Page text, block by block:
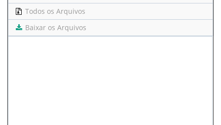
Todos os Arquivos
Baixar os Arquivos